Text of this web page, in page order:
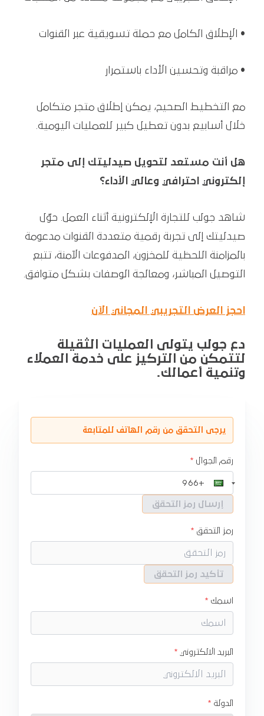
• الإطلاق الكامل مع حملة تسويقية عبر القنوات
• مراقبة وتحسين الأداء باستمرار
مع التخطيط الصحيح، يمكن إطلاق متجر متكامل
خلال أسابيع بدون تعطيل كبير للعمليات اليومية.
هل أنت مستعد لتحويل صيدليتك إلى متجر
إلكتروني احترافي وعالي الأداء؟
شاهد جولب للتجارة الإلكترونية أثناء العمل. حوّل
صيدليتك إلى تجربة رقمية متعددة القنوات مدعومة
بالمزامنة اللحظية للمخزون، المدفوعات الآمنة، تتبع
التوصيل المباشر، ومعالجة الوصفات بشكل متوافق.
احجز العرض التجريبي المجاني الآن
دع جولب يتولى العمليات الثقيلة
لتتمكن من التركيز على خدمة العملاء
وتنمية أعمالك.
يرجى التحقق من رقم الهاتف للمتابعة
رقم الجوال
إرسال رمز التحقق
رمز التحقق
تأكيد رمز التحقق
اسمك
البريد الالكتروني
الدولة